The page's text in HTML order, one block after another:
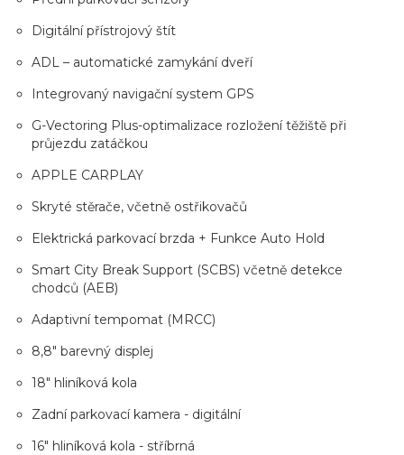
Digitální přístrojový štít
ADL – automatické zamykání dveří
Integrovaný navigační system GPS
G-Vectoring Plus-optimalizace rozložení těžiště při
průjezdu zatáčkou
APPLE CARPLAY
Skryté stěrače, včetně ostřikovačů
Elektrická parkovací brzda + Funkce Auto Hold
Smart City Break Support (SCBS) včetně detekce
chodců (AEB)
Adaptivní tempomat (MRCC)
8,8" barevný displej
18" hliníková kola
Zadní parkovací kamera - digitální
16" hliníková kola - stříbrná